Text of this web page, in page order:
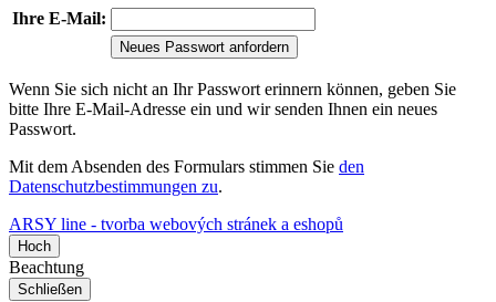
Ihre E-Mail:
Neues Passwort anfordern
Wenn Sie sich nicht an Ihr Passwort erinnern können, geben Sie
bitte Ihre E-Mail-Adresse ein und wir senden Ihnen ein neues
Passwort.
Mit dem Absenden des Formulars stimmen Sie den
Datenschutzbestimmungen zu.
ARSY line - tvorba webových stránek a eshopů
Hoch
Beachtung
Schließen